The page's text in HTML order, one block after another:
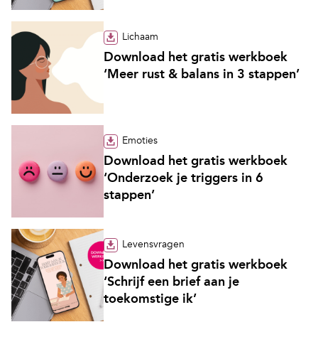
Lichaam
Download het gratis werkboek
‘Meer rust & balans in 3 stappen’
Emoties
Download het gratis werkboek
‘Onderzoek je triggers in 6
stappen’
Levensvragen
Download het gratis werkboek
‘Schrijf een brief aan je
toekomstige ik’